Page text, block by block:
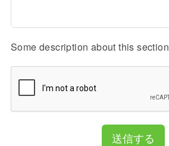
Some description about this section
送信する